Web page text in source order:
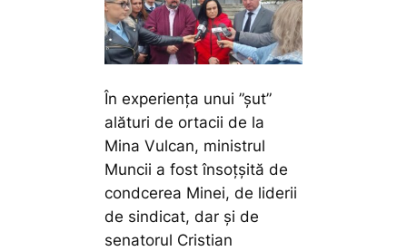
În experiența unui ”șut”
alături de ortacii de la
Mina Vulcan, ministrul
Muncii a fost însoțșită de
condcerea Minei, de liderii
de sindicat, dar și de
senatorul Cristian